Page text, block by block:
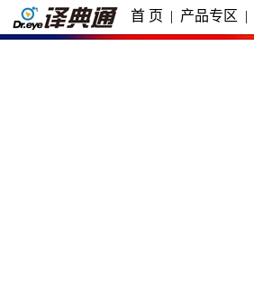
首 页 | 产品专区 |